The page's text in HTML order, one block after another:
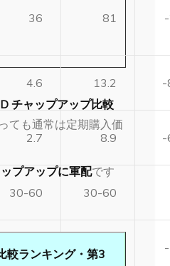
36 81
4.6 13.2 -
2.7 8.9 -
30-60 30-60
14
永久保
チャップアップ比較
ても通常は定期購入価
プアップに軍配です
較ランキング・第3